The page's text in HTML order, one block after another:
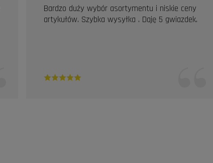
Bardzo duży wybór asortymentu i niskie ceny
artykułów. Szybka wysyłka . Daję 5 gwiazdek.